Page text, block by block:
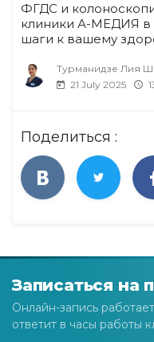
ФГДС и
клиники А-МЕДИЯ в
шаги к вашему
Турманидзе Лия
21 July 2025
Поделиться :
Записаться на
Онлайн-запись
ответит в часы работы